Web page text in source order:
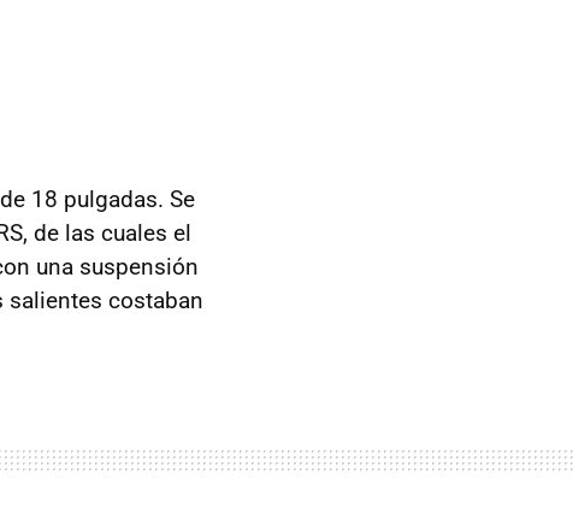
18 pulgadas. Se
de las cuales el
una suspensión
salientes costaban